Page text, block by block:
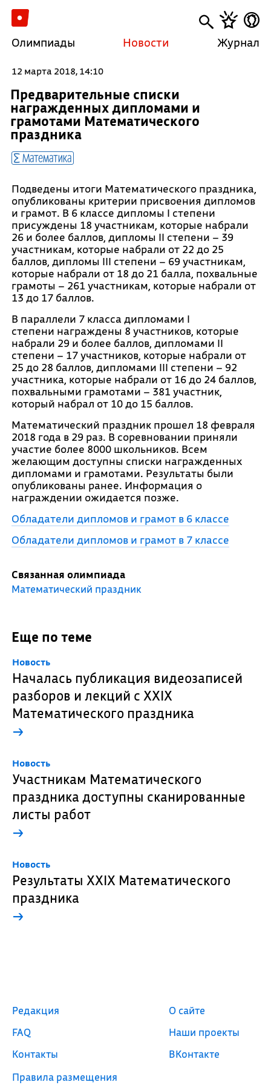
Олимпиады Новости Журнал
12 марта 2018, 14:10
Предварительные списки
награжденных дипломами и
грамотами Математического
праздника
Математика
Подведены итоги Математического праздника,
опубликованы критерии присвоения дипломов
и грамот. В 6 классе дипломы I степени
присуждены 18 участникам, которые набрали
26 и более баллов, дипломы II степени – 39
участникам, которые набрали от 22 до 25
баллов, дипломы III степени – 69 участникам,
которые набрали от 18 до 21 балла, похвальные
грамоты – 261 участникам, которые набрали от
13 до 17 баллов.
В параллели 7 класса дипломами I
степени награждены 8 участников, которые
набрали 29 и более баллов, дипломами II
степени – 17 участников, которые набрали от
25 до 28 баллов, дипломами III степени – 92
участника, которые набрали от 16 до 24 баллов,
похвальными грамотами – 381 участник,
который набрал от 10 до 15 баллов.
Математический праздник прошел 18 февраля
2018 года в 29 раз. В соревновании приняли
участие более 8000 школьников. Всем
желающим доступны списки награжденных
дипломами и грамотами. Результаты были
опубликованы ранее. Информация о
награждении ожидается позже.
Обладатели дипломов и грамот в 6 классе
Обладатели дипломов и грамот в 7 классе
Связанная олимпиада
Математический праздник
Еще по теме
Новость
Началась публикация видеозаписей
разборов и лекций с XXIX
Математического праздника
→
Новость
Участникам Математического
праздника доступны сканированные
листы работ
→
Новость
Результаты XXIX Математического
праздника
→
Редакция
FAQ
Контакты
Правила размещения
О сайте
Наши проекты
ВКонтакте